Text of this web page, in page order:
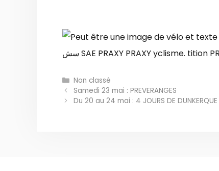
Catégories
Non classé
Samedi 23 mai : PREVERANGES
Du 20 au 24 mai : 4 JOURS DE DUNKERQUE